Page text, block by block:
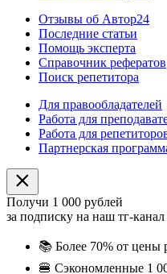
Отзывы об Автор24
Последние статьи
Помощь эксперта
Справочник рефератов
Поиск репетитора
Для правообладателей
Работа для
Работа для
Партнерская
Получи 1 000 рублей
за подписку на наш тг-канал
📚 Более 70% от цены
🍔 Сэкономленные 1